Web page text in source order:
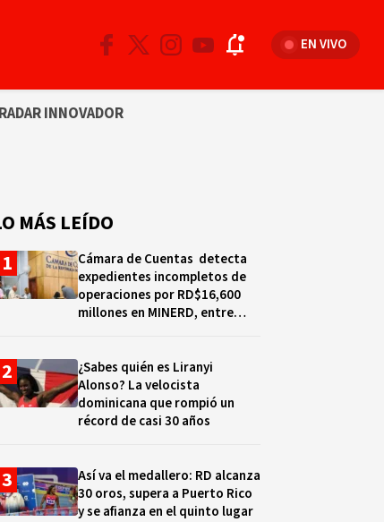
EN VIVO
INNOVADOR
MÁS LEÍDO
Cámara de Cuentas detecta
expedientes incompletos de
operaciones por RD$16,600
millones en MINERD, entre
¿Sabes quién es Liranyi
Alonso? La velocista
dominicana que rompió un
récord de casi 30 años
Así va el medallero: RD alcanza
30 oros, supera a Puerto Rico
y se afianza en el quinto lugar